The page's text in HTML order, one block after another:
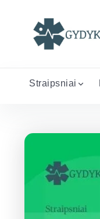
Straipsniai